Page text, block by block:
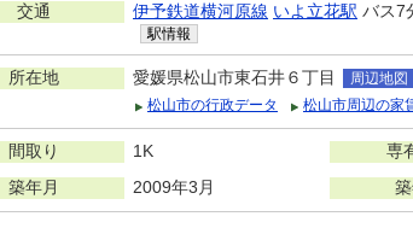
交通 伊予鉄道横河原線 いよ立花駅 バス7
駅情報
所在地 愛媛県松山市東石井６丁目
周辺地図
松山市の行政データ
松山市周辺の家
間取り 1K 専
築年月 2009年3月